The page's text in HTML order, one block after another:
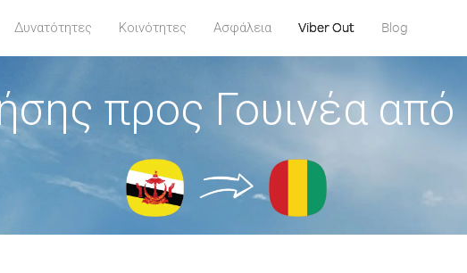
Δυνατότητες Κοινότητες Ασφάλεια Viber Out Blog
προς Γουινέα